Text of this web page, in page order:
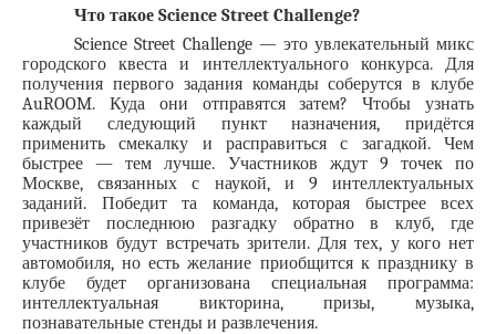
Что такое Science Street Challenge?
Science Street Challenge — это увлекательный микс
городского квеста и интеллектуального конкурса. Для
получения первого задания команды соберутся в клубе
AuROOM. Куда они отправятся затем? Чтобы узнать
каждый следующий пункт назначения, придётся
применить смекалку и расправиться с загадкой. Чем
быстрее — тем лучше. Участников ждут 9 точек по
Москве, связанных с наукой, и 9 интеллектуальных
заданий. Победит та команда, которая быстрее всех
привезёт последнюю разгадку обратно в клуб, где
участников будут встречать зрители. Для тех, у кого нет
автомобиля, но есть желание приобщится к празднику в
клубе будет организована специальная программа:
интеллектуальная викторина, призы, музыка,
познавательные стенды и развлечения.